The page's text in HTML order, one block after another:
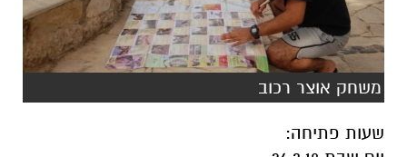
משחק אוצר רכוב
שעות פתיחה: